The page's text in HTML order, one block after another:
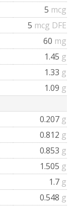
5 mcg
5 mcg DFE
60 mg
1.45 g
1.33 g
1.09 g
0.207 g
0.812 g
0.853 g
1.505 g
1.7 g
0.548 g